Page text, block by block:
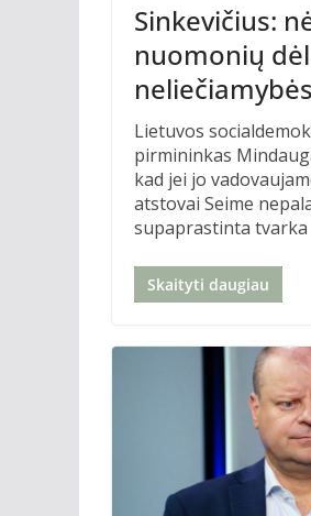
Sinkevičius:
nuomonių
Lietuvos
pirmininkas
kad jei jo
atstovai Seime
supaprastinta tvarka
Skaityti daugiau